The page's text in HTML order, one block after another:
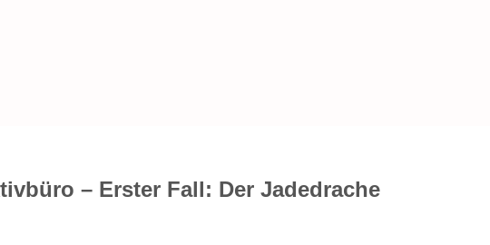
– Erster Fall: Der Jadedrache